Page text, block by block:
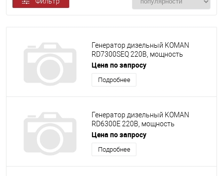
Генератор дизельный KOMAN
RD7300SEQ 220В, мощность
6000Вт-6300Вт, силовая розетка,
Цена по запросу
Подробнее
Генератор дизельный KOMAN
RD6300E 220В, мощность
6000Вт-6300Вт, силовая розетка,
Цена по запросу
Подробнее